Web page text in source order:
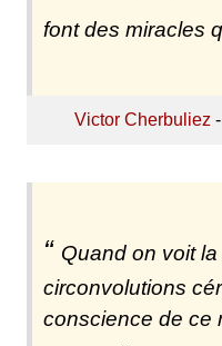
font des miracles
Victor Cherbuliez -
Quand on voit
circonvolutions
conscience de ce